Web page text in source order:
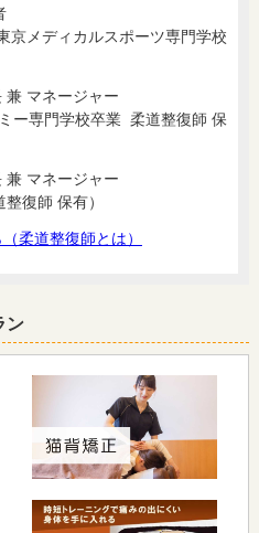
京メディカルスポーツ専門学校
兼 マネージャー
ー専門学校卒業 柔道整復師 保
兼 マネージャー
復師 保有）
柔道整復師とは）
ン